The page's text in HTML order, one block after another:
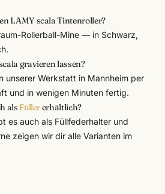
LAMY scala Tintenroller?
Rollerball-Mine — in Schwarz,
gravieren lassen?
unserer Werkstatt in Mannheim per
und in wenigen Minuten fertig.
als Füllererhältlich?
es auch als Füllfederhalter und
zeigen wir dir alle Varianten im